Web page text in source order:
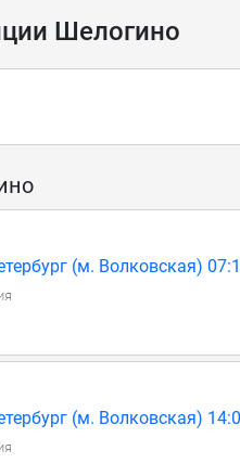
Шелогино
(м. Волковская)
(м. Волковская)